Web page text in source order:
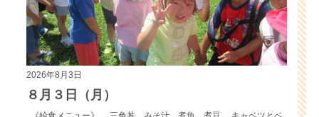
2026年8月3日
８月３日（月）